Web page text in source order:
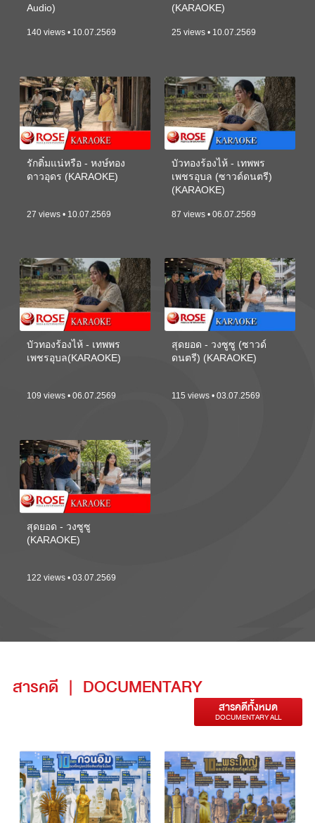
Audio)
140 views • 10.07.2569
(KARAOKE)
25 views • 10.07.2569
รักติ๋มแน่หรือ - หงษ์ทอง
ดาวอุดร (KARAOKE)
27 views • 10.07.2569
บัวทองร้องไห้ - เทพพร
เพชรอุบล (ซาวด์ดนตรี)
(KARAOKE)
87 views • 06.07.2569
บัวทองร้องไห้ - เทพพร
เพชรอุบล(KARAOKE)
109 views • 06.07.2569
สุดยอด - วงซูซู (ซาวด์
ดนตรี) (KARAOKE)
115 views • 03.07.2569
สุดยอด - วงซูซู
(KARAOKE)
122 views • 03.07.2569
สารคดี | DOCUMENTARY
สารคดีทั้งหมด
DOCUMENTARY ALL